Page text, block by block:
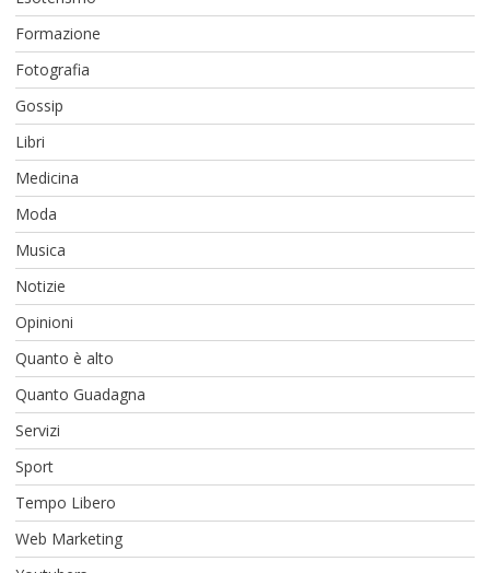
Formazione
Fotografia
Gossip
Libri
Medicina
Moda
Musica
Notizie
Opinioni
Quanto è alto
Quanto Guadagna
Servizi
Sport
Tempo Libero
Web Marketing